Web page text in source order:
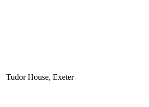
Tudor House, Exeter